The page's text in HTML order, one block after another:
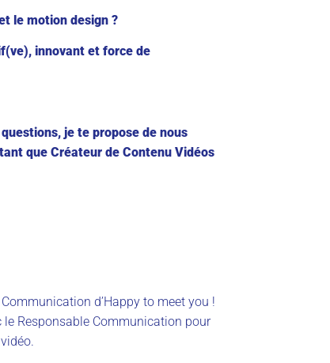
le motion design ?
innovant et force de
je te propose de nous
que Créateur de Contenu Vidéos
d’Happy to meet you !
Responsable Communication pour